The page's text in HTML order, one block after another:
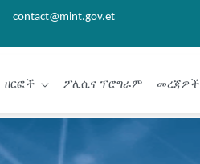
contact@mint.gov.et
ዘርፎች ፖሊሲና ፕሮግራም መረጃዎች